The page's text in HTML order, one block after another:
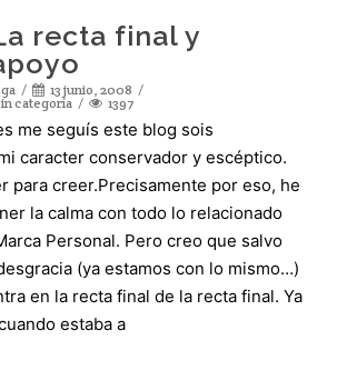
recta final y
13 junio, 2008
categoría 1397
me seguís este blog sois
caracter conservador y escéptico.
para creer.Precisamente por eso, he
la calma con todo lo relacionado
Personal. Pero creo que salvo
(ya estamos con lo mismo…)
en la recta final de la recta final. Ya
estaba a